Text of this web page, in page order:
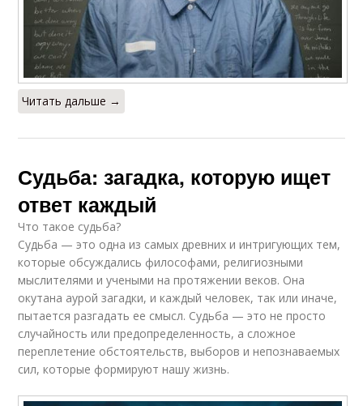
Читать дальше →
Судьба: загадка, которую ищет
ответ каждый
Что такое судьба?
Судьба — это одна из самых древних и интригующих тем,
которые обсуждались философами, религиозными
мыслителями и учеными на протяжении веков. Она
окутана аурой загадки, и каждый человек, так или иначе,
пытается разгадать ее смысл. Судьба — это не просто
случайность или предопределенность, а сложное
переплетение обстоятельств, выборов и непознаваемых
сил, которые формируют нашу жизнь.